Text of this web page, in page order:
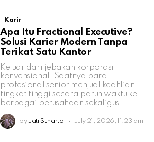
Karir
Apa Itu Fractional Executive?
Solusi Karier Modern Tanpa
Terikat Satu Kantor
Keluar dari jebakan korporasi
konvensional. Saatnya para
profesional senior menjual keahlian
tingkat tinggi secara paruh waktu ke
berbagai perusahaan sekaligus.
by Jati Sunarto July 21, 2026, 11:23 am